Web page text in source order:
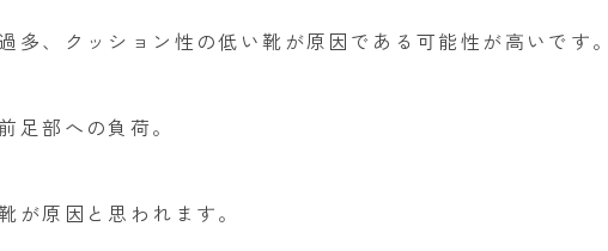
、クッション性の低い靴が原因である可能性が高いです。
部への負荷。
が原因と思われます。